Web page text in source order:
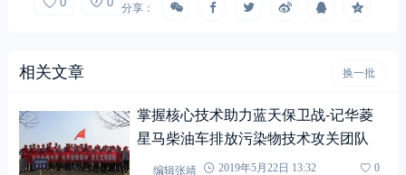
分享：
相关文章 换一批
掌握核心技术助力蓝天保卫战-记华菱
星马柴油车排放污染物技术攻关团队
编辑张靖 2019年5月22日 13:32
0